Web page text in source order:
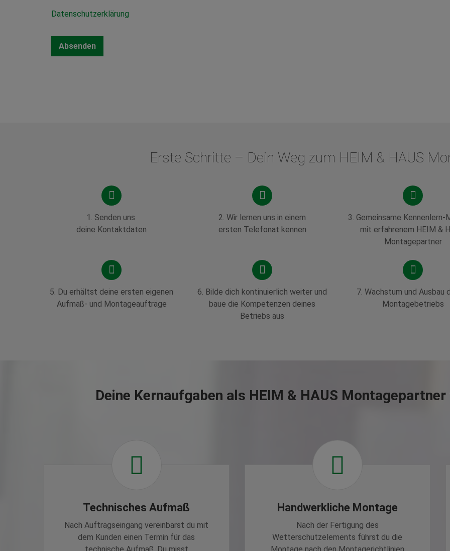
Datenschutzerklärung
Erste Schritte – Dein Weg zum HEIM & HAUS
1. Senden uns
deine Kontaktdaten
2. Wir lernen uns in einem
ersten Telefonat kennen
3. Gemeinsame Kennenlern-
mit erfahrenem HEIM &
Montagepartner
5. Du erhältst deine ersten eigenen
Aufmaß- und Montageaufträge
6. Bilde dich kontinuierlich weiter und
baue die Kompetenzen deines
Betriebs aus
7. Wachstum und Ausbau
Montagebetriebs
Deine Kernaufgaben als HEIM & HAUS
Technisches Aufmaß
Nach Auftragseingang vereinbarst du mit
dem Kunden einen Termin für das
Handwerkliche Montage
Nach der Fertigung des
Wetterschutzelements führst du die